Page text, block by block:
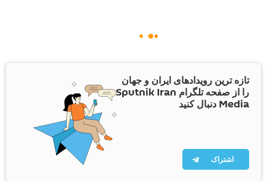
تازه ترین رویدادهای ایران و جهان
را از صفحه تلگرام Sputnik Iran
Media دنبال کنید
اشتراک